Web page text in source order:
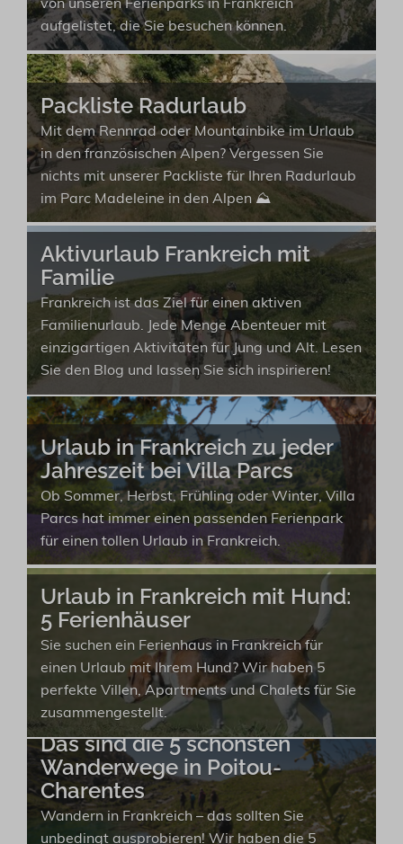
von unseren Ferienparks in Frankreich
aufgelistet, die Sie besuchen können.
Packliste Radurlaub
Mit dem Rennrad oder Mountainbike im Urlaub
in den französischen Alpen? Vergessen Sie
nichts mit unserer Packliste für Ihren Radurlaub
im Parc Madeleine in den Alpen ⛰️
Aktivurlaub Frankreich mit
Familie
Frankreich ist das Ziel für einen aktiven
Familienurlaub. Jede Menge Abenteuer mit
einzigartigen Aktivitäten für Jung und Alt. Lesen
Sie den Blog und lassen Sie sich inspirieren!
Urlaub in Frankreich zu jeder
Jahreszeit bei Villa Parcs
Ob Sommer, Herbst, Frühling oder Winter, Villa
Parcs hat immer einen passenden Ferienpark
für einen tollen Urlaub in Frankreich.
Urlaub in Frankreich mit Hund:
5 Ferienhäuser
Sie suchen ein Ferienhaus in Frankreich für
einen Urlaub mit Ihrem Hund? Wir haben 5
perfekte Villen, Apartments und Chalets für Sie
zusammengestellt.
Das sind die 5 schönsten
Wanderwege in Poitou-
Charentes
Wandern in Frankreich – das sollten Sie
unbedingt ausprobieren! Wir haben die 5